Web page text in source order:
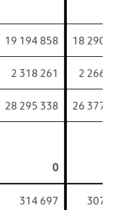
19 194 858 18 290
2 318 261 2 266
28 295 338 26 377
0
314 697 307